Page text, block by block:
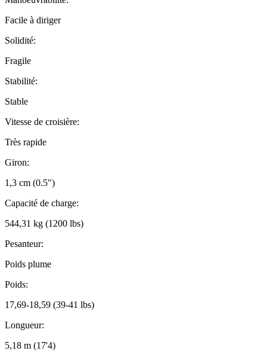
Facile à diriger
Solidité:
Fragile
Stabilité:
Stable
Vitesse de croisière:
Très rapide
Giron:
1,3 cm (0.5")
Capacité de charge:
544,31 kg (1200 lbs)
Pesanteur:
Poids plume
Poids:
17,69-18,59 (39-41 lbs)
Longueur:
5,18 m (17'4)